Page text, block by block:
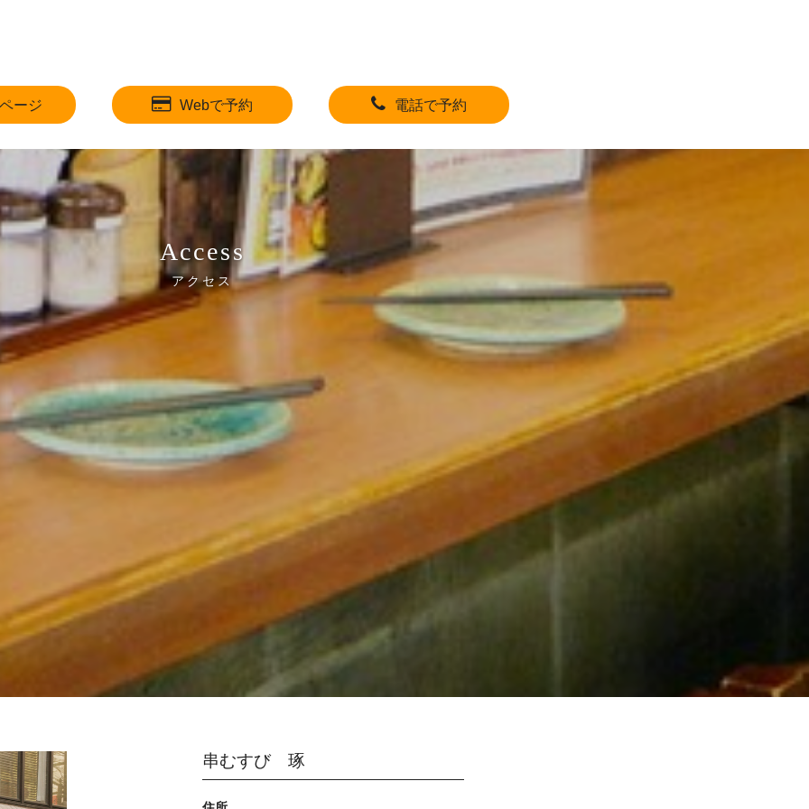
ージ Webで予約 電話で予約
Access
アクセス
串むすび 琢